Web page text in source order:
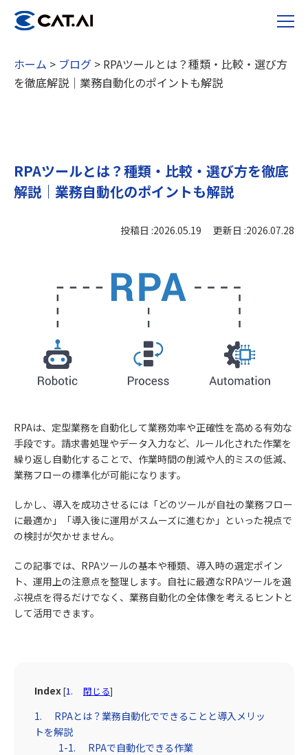
ホーム > ブログ > RPAツールとは？種類・比較・選び方
を徹底解説｜業務自動化のポイントも解説
RPAツールとは？種類・比較・選び方を徹底
解説｜業務自動化のポイントも解説
投稿日 :2026.05.19 更新日 :2026.07.28
RPAは、定型業務を自動化して業務効率や正確性を高める有効な
手段です。請求書処理やデータ入力など、ルール化された作業を
繰り返し自動化することで、作業時間の削減や人的ミスの低減、
業務フローの標準化が可能になります。
しかし、導入を成功させるには「どのツールが自社の業務フロー
に最適か」「導入後に運用がスムーズに進むか」といった視点で
の検討が欠かせません。
この記事では、RPAツールの基本や種類、導入時の選定ポイン
ト、運用上の注意点を整理します。自社に最適なRPAツールを選
ぶ視点を得るだけでなく、業務自動化の全体像を考えるヒントと
して活用できます。
Index[ 閉じる]
RPAとは？業務自動化でできることと導入メリッ
トを解説
RPAで自動化できる作業